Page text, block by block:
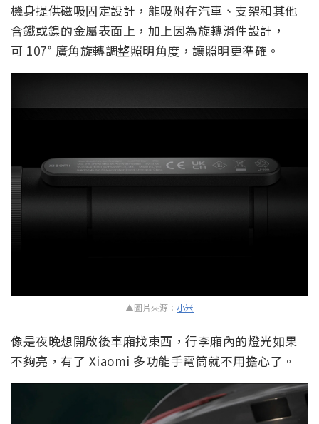
機身提供磁吸固定設計，能吸附在汽車、支架和其他
含鐵或鎳的金屬表面上，加上因為旋轉滑件設計，
可 107° 廣角旋轉調整照明角度，讓照明更準確。
▲圖片來源： 小米
像是夜晚想開啟後車廂找東西，行李廂內的燈光如果
不夠亮，有了 Xiaomi 多功能手電筒就不用擔心了。